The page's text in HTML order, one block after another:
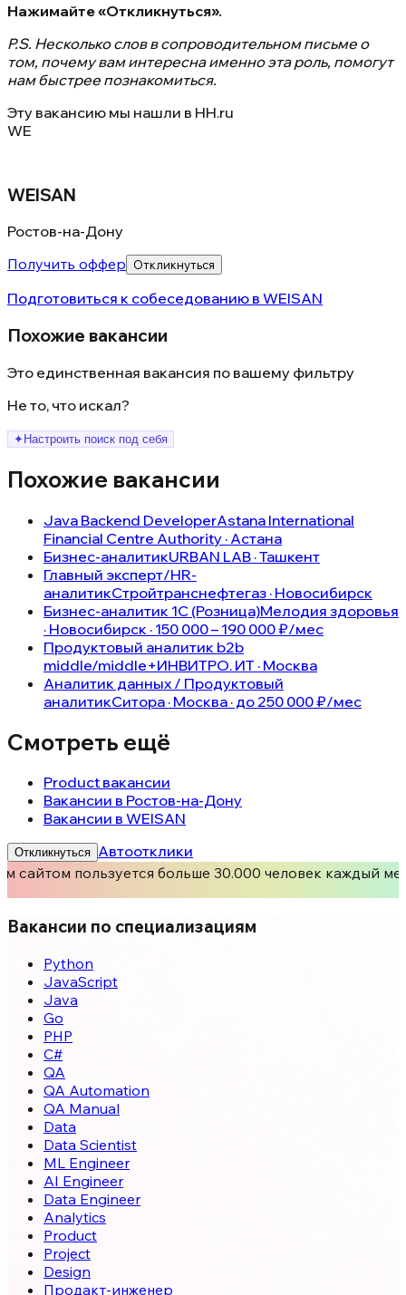
Нажимайте «Откликнуться».
P.S. Несколько слов в сопроводительном письме о
том, почему вам интересна именно эта роль, помогут
нам быстрее познакомиться.
Эту вакансию мы нашли в HH.ru
WE
WEISAN
Ростов-на-Дону
Получить оффер
Откликнуться
Подготовиться к собеседованию в WEISAN
Похожие вакансии
Это единственная вакансия по вашему фильтру
Не то, что искал?
✦ Настроить поиск под себя
Похожие вакансии
Java Backend DeveloperAstana International
Financial Centre Authority · Астана
Бизнес-аналитикURBAN LAB · Ташкент
Главный эксперт/HR-
аналитикСтройтранснефтегаз · Новосибирск
Бизнес-аналитик 1С (Розница)Мелодия здоровья
· Новосибирск · 150 000 – 190 000 ₽/мес
Продуктовый аналитик b2b
middle/middle+ИНВИТРО. ИТ · Москва
Аналитик данных / Продуктовый
аналитикСитора · Москва · до 250 000 ₽/мес
Смотреть ещё
Product вакансии
Вакансии в Ростов-на-Дону
Вакансии в WEISAN
Откликнуться Автоотклики
сайтом пользуется больше 30.000 человек каждый
Вакансии по специализациям
Python
JavaScript
Java
Go
PHP
C#
QA
QA Automation
QA Manual
Data
Data Scientist
ML Engineer
AI Engineer
Data Engineer
Analytics
Product
Project
Design
Продакт-инженер